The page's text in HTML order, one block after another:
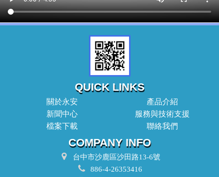
QUICK LINKS
關於永安
產品介紹
新聞中心
服務與技術支援
檔案下載
聯絡我們
COMPANY INFO
台中市沙鹿區沙田路13-6號
886-4-26353416